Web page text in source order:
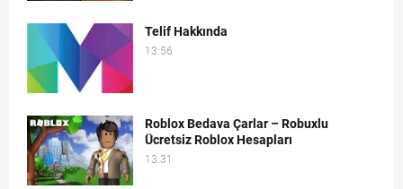
Telif Hakkında
13:56
Roblox Bedava Çarlar – Robuxlu
Ücretsiz Roblox Hesapları
13:31